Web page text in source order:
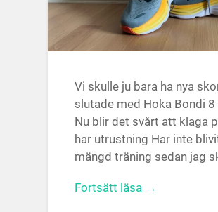
Vi skulle ju bara ha nya
slutade med Hoka Bondi
Nu blir det svårt att klaga
har utrustning Har inte
mängd träning sedan jag
Fortsätt läsa →